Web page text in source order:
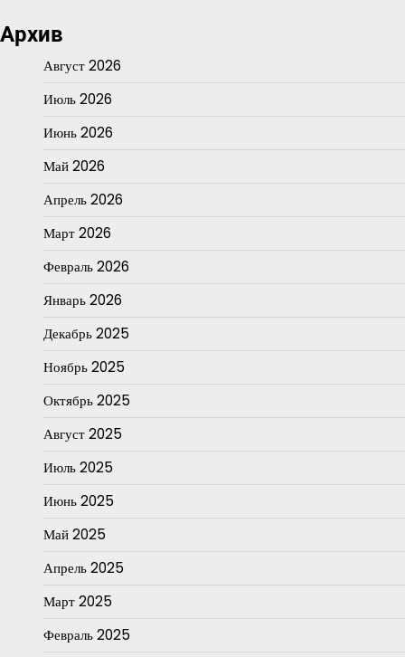
Архив
Август 2026
Июль 2026
Июнь 2026
Май 2026
Апрель 2026
Март 2026
Февраль 2026
Январь 2026
Декабрь 2025
Ноябрь 2025
Октябрь 2025
Август 2025
Июль 2025
Июнь 2025
Май 2025
Апрель 2025
Март 2025
Февраль 2025